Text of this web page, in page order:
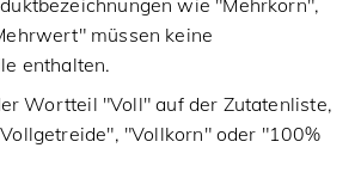
müssen keine
enthalten.
Wortteil "Voll" auf der Zutatenliste,
"Vollkorn" oder "100%